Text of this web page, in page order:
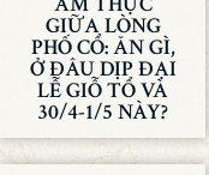
GIỮA LÒNG
PHỐ CỔ: ĂN GÌ,
Ở ĐÂU DỊP ĐẠI
LỄ GIỖ TỔ VÀ
30/4-1/5 NÀY?